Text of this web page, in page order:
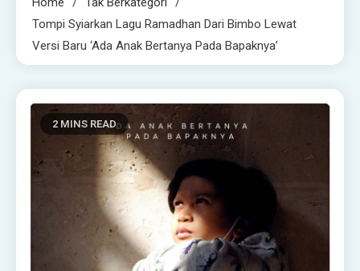
Tompi Syiarkan Lagu Ramadhan Dari Bimbo Lewat
Versi Baru ‘Ada Anak Bertanya Pada Bapaknya’
2 MINS READ